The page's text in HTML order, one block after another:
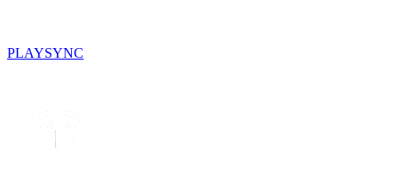
PLAYSYNC